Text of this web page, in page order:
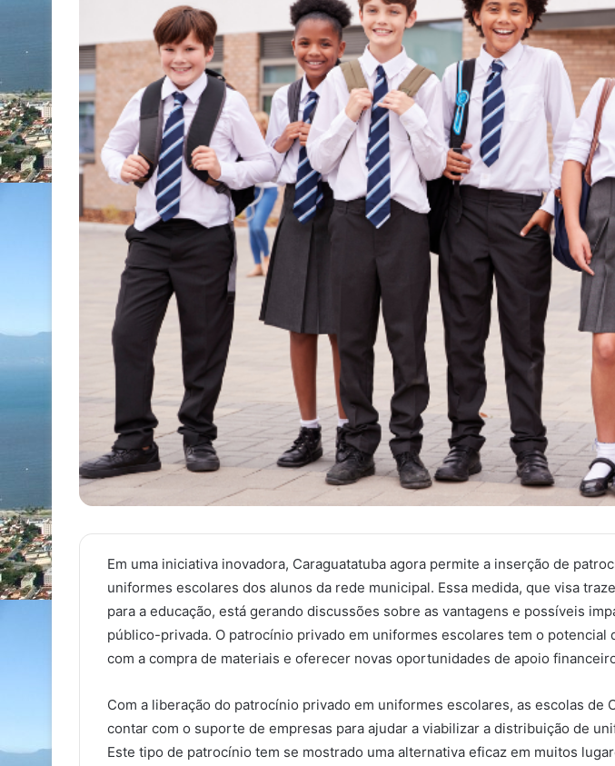
Em uma iniciativa inovadora, Caraguatatuba agora permite a inserção de
uniformes escolares dos alunos da rede municipal. Essa medida, que visa
para a educação, está gerando discussões sobre as vantagens e possíveis
público-privada. O patrocínio privado em uniformes escolares tem o potencial
com a compra de materiais e oferecer novas oportunidades de apoio
Com a liberação do patrocínio privado em uniformes escolares, as escolas de
contar com o suporte de empresas para ajudar a viabilizar a distribuição de
Este tipo de patrocínio tem se mostrado uma alternativa eficaz em muitos